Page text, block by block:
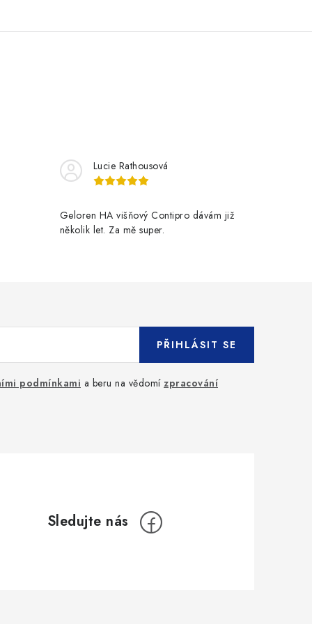
Lucie Rathousová
Geloren HA višňový Contipro dávám již
několik let. Za mě super.
podmínkami a beru na vědomí zpracování
PŘIHLÁSIT SE